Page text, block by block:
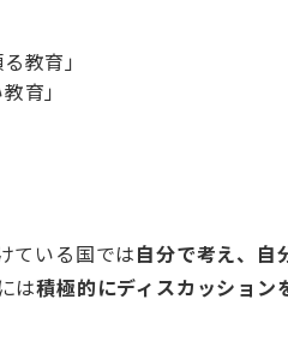
教育」
育」
ている国では自分で考え、自
は積極的にディスカッション